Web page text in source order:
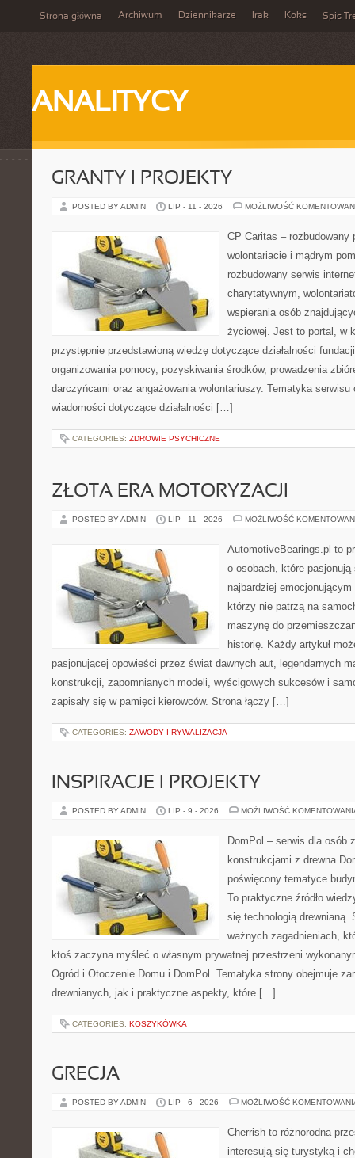
Strona główna Archiwum Dziennikarze Irak Koks Spis
ANALITYCY
GRANTY I PROJEKTY
POSTED BY ADMIN LIP - 11 - 2026 MOŻLIWOŚĆ
CP Caritas – rozbudowany
wolontariacie i mądrym
rozbudowany serwis
charytatywnym,
wspierania osób
życiowej. Jest to portal, w
przystępnie przedstawioną wiedzę dotyczące działalności
organizowania pomocy, pozyskiwania środków, prowadzenia
darczyńcami oraz angażowania wolontariuszy. Tematyka
wiadomości dotyczące działalności […]
CATEGORIES: ZDROWIE PSYCHICZNE
ZŁOTA ERA MOTORYZACJI
POSTED BY ADMIN LIP - 11 - 2026 MOŻLIWOŚĆ
AutomotiveBearings.pl to
o osobach, które
najbardziej
którzy nie patrzą na
maszynę do
historię. Każdy artykuł
pasjonującej opowieści przez świat dawnych aut, legendarnych
konstrukcji, zapomnianych modeli, wyścigowych sukcesów i
zapisały się w pamięci kierowców. Strona łączy […]
CATEGORIES: ZAWODY I RYWALIZACJA
INSPIRACJE I PROJEKTY
POSTED BY ADMIN LIP - 9 - 2026 MOŻLIWOŚĆ
DomPol – serwis dla osób
konstrukcjami z drewna
poświęcony tematyce
To praktyczne źródło
się technologią drewnianą.
ważnych zagadnieniach,
ktoś zaczyna myśleć o własnym prywatnej przestrzeni
Ogród i Otoczenie Domu i DomPol. Tematyka strony obejmuje
drewnianych, jak i praktyczne aspekty, które […]
CATEGORIES: KOSZYKÓWKA
GRECJA
POSTED BY ADMIN LIP - 6 - 2026 MOŻLIWOŚĆ
Cherrish to różnorodna
interesują się turystyką i